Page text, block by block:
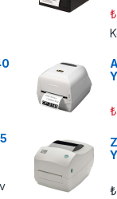
₺
₺
₺